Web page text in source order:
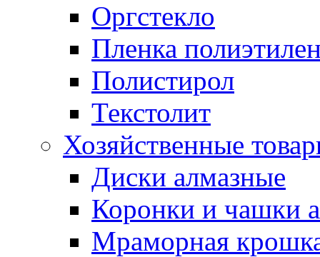
Оргстекло
Пленка
Полистирол
Текстолит
Хозяйственные
Диски алмазные
Коронки и чашки
Мраморная